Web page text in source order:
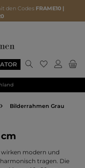
den Codes FRAME10 |
Du hast 0
Bilderrahmen Grau
modern und
tragen. Die